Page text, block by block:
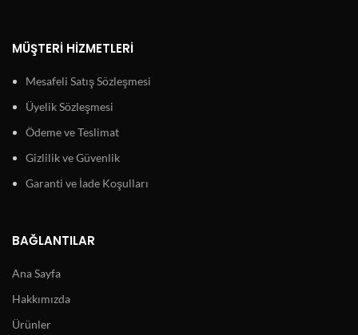
MÜŞTERI HIZMETLERI
Mesafeli Satış Sözleşmesi
Üyelik Sözleşmesi
Ödeme ve Teslimat
Gizlilik ve Güvenlik
Garanti ve İade Koşulları
BAĞLANTILAR
Ana Sayfa
Hakkımızda
Ürünler